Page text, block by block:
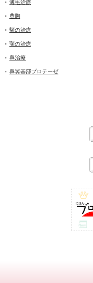
薄毛治療
豊胸
額の治療
顎の治療
鼻治療
鼻翼基部プロテーゼ